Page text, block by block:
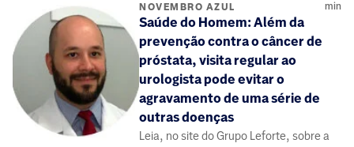
NOVEMBRO AZUL min
Saúde do Homem: Além da
prevenção contra o câncer de
próstata, visita regular ao
urologista pode evitar o
agravamento de uma série de
outras doenças
Leia, no site do Grupo Leforte, sobre a